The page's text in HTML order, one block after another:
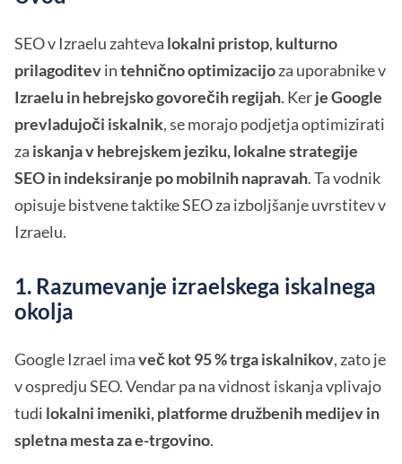
SEO v Izraelu zahteva lokalni pristop, kulturno
prilagoditevintehnično optimizacijoza uporabnike v
Izraelu in hebrejsko govorečih regijah. Kerje Google
prevladujoči iskalnik, se morajo podjetja optimizirati
za iskanja v hebrejskem jeziku, lokalne strategije
SEO in indeksiranje po mobilnih napravah. Ta vodnik
opisuje bistvene taktike SEO za izboljšanje uvrstitev v
Izraelu.
1. Razumevanje izraelskega iskalnega
okolja
Google Izrael imaveč kot 95 % trga iskalnikov, zato je
v ospredju SEO. Vendar pa na vidnost iskanja vplivajo
tudi lokalni imeniki, platforme družbenih medijev in
spletna mesta za e-trgovino.